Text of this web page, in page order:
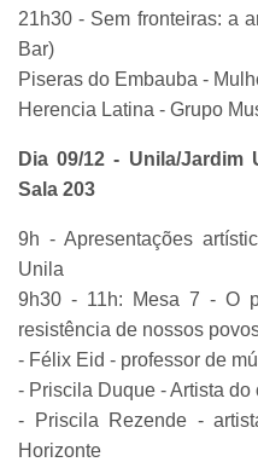
21h30 - Sem fronteiras: a
Bar)
Piseras do Embauba -
Herencia Latina - Grupo
Dia 09/12 - Unila/Jardim
Sala 203
9h - Apresentações
Unila
9h30 - 11h: Mesa 7 - O
resistência de nossos
- Félix Eid - professor de
- Priscila Duque - Artista
- Priscila Rezende -
Horizonte